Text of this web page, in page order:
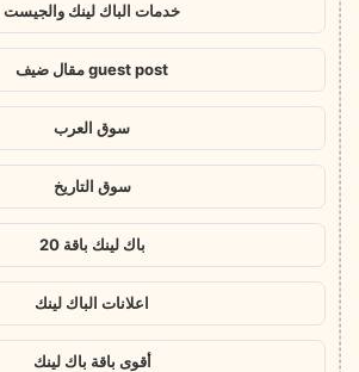
خدمات الباك لينك والجيست
guest post مقال ضيف
سوق العرب
سوق التاريخ
باك لينك باقة 20
اعلانات الباك لينك
أقوى باقة باك لينك